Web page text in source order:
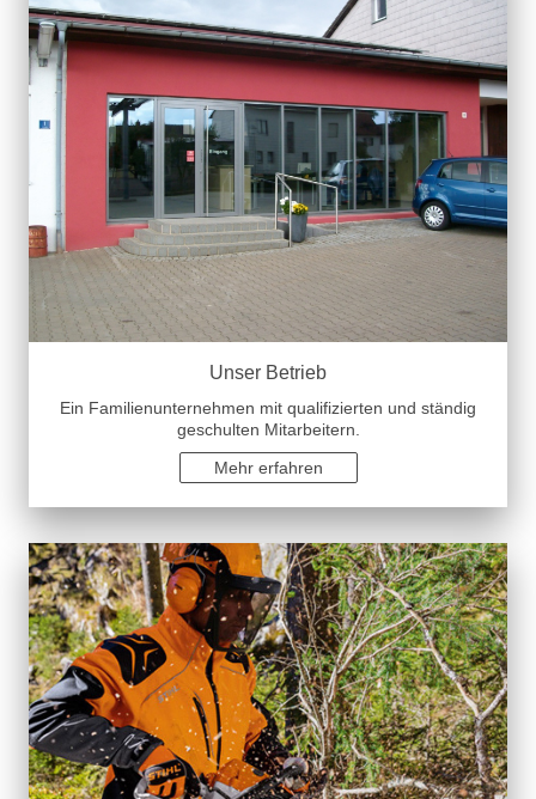
Unser Betrieb
Ein Familienunternehmen mit qualifizierten und ständig
geschulten Mitarbeitern.
Mehr erfahren